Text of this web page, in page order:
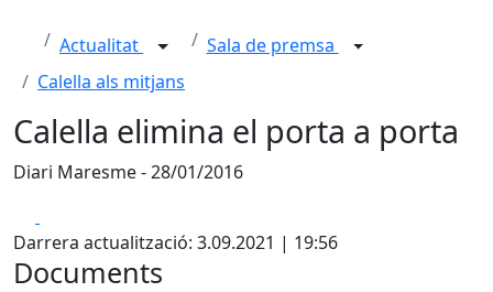
Actualitat
Sala de premsa
Calella als mitjans
Calella elimina el porta a porta
Diari Maresme - 28/01/2016
Darrera actualització: 3.09.2021 | 19:56
Documents